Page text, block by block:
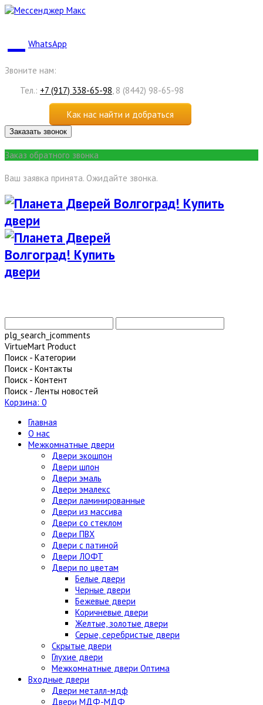
WhatsApp
Звоните нам:
Тел.: +7 (917) 338-65-98, 8 (8442) 98-65-98
Как нас найти и добраться
Заказать звонок
Заказ обратного звонка
Ваш заявка принята. Ожидайте звонка.
plg_search_jcomments
VirtueMart Product
Поиск - Категории
Поиск - Контакты
Поиск - Контент
Поиск - Ленты новостей
Корзина: 0
Главная
О нас
Межкомнатные двери
Двери экошпон
Двери шпон
Двери эмаль
Двери эмалекс
Двери ламинированные
Двери из массива
Двери со стеклом
Двери ПВХ
Двери с патиной
Двери ЛОФТ
Двери по цветам
Белые двери
Черные двери
Бежевые двери
Коричневые двери
Желтые, золотые двери
Серые, серебристые двери
Скрытые двери
Глухие двери
Межкомнатные двери Оптима
Входные двери
Двери металл-мдф
Двери МДФ-МДФ